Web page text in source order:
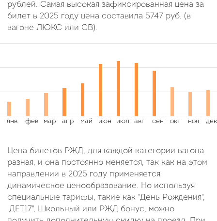
рублей. Самая высокая зафиксированная цена за
билет в 2025 году цена составила 5747 руб. (в
вагоне ЛЮКС или СВ).
Цена билетов РЖД, для каждой категории вагона
разная, и она постоянно меняется, так как на этом
направлении в 2025 году применяется
динамическое ценообразование. Но используя
специальные тарифы, такие как "День Рождения",
"ДЕТ17", Школьный или РЖД бонус, можно